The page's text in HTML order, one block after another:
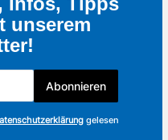
unserem
Abonnieren
gelesen